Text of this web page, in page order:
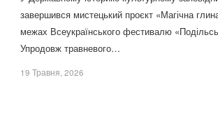
завершився мистецький проєкт «Магічна
межах Всеукраїнського фестивалю
Упродовж травневого…
19 Травня, 2026